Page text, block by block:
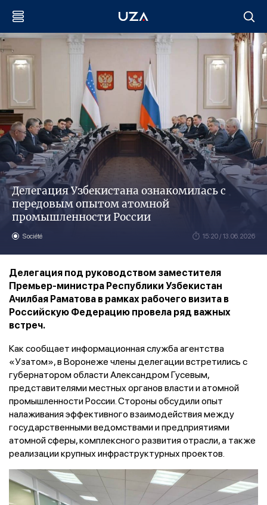
Делегация Узбекистана ознакомилась с
передовым опытом атомной
промышленности России
Société 15:20 / 13.06.2026
Делегация под руководством заместителя
Премьер-министра Республики Узбекистан
Ачилбая Раматова в рамках рабочего визита в
Российскую Федерацию провела ряд важных
встреч.
Как сообщает информационная служба агентства
«Узатом», в Воронеже члены делегации встретились с
губернатором области Александром Гусевым,
представителями местных органов власти и атомной
промышленности России. Стороны обсудили опыт
налаживания эффективного взаимодействия между
государственными ведомствами и предприятиями
атомной сферы, комплексного развития отрасли, а также
реализации крупных инфраструктурных проектов.